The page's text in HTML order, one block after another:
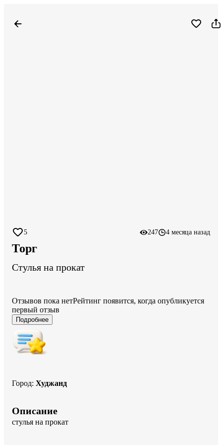
5 247 4 месяца назад
Торг
Стулья на прокат
Отзывов пока нетРейтинг появится, когда опубликуется
первый отзыв
Подробнее
Город: Худжанд
Описание
стулья на прокат